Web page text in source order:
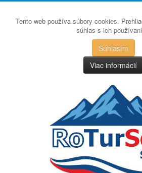
Tento web používa súbory cookies.
súhlas s ich
Súhlasím
Viac informácií